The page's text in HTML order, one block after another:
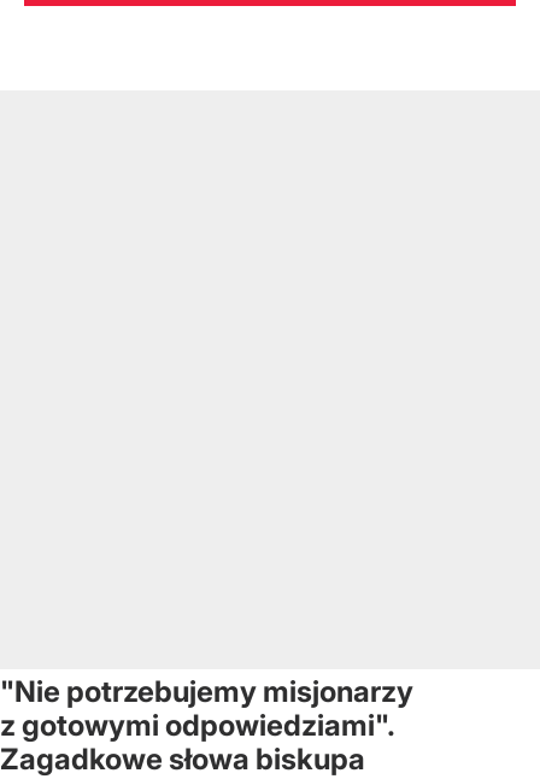
"Nie potrzebujemy misjonarzy
z gotowymi odpowiedziami".
Zagadkowe słowa biskupa